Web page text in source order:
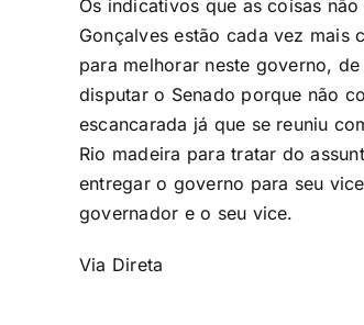
Os indicativos que as coisas
Gonçalves estão cada vez mais
para melhorar neste governo,
disputar o Senado porque não
escancarada já que se reuniu
Rio madeira para tratar do
entregar o governo para seu
governador e o seu vice.
Via Direta